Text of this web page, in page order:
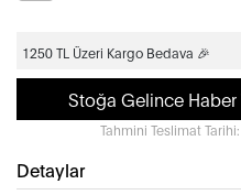
1250 TL Üzeri Kargo Bedava 🎉
Stoğa Gelince Haber
Tahmini Teslimat Tarihi:
Detaylar